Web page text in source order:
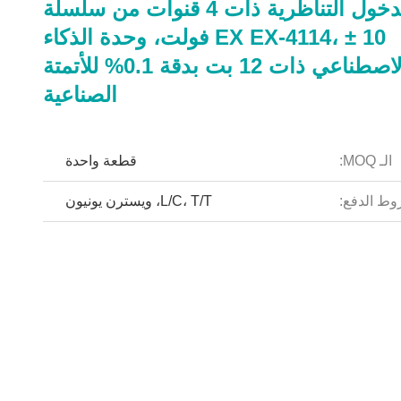
وحدة الدخول التناظرية ذات 4 قنوات من سلسلة
EX EX-4114، ± 10 فولت، وحدة الذكاء
الاصطناعي ذات 12 بت بدقة 0.1% للأتمتة
الصناعية
الـ MOQ: قطعة واحدة
الدفع: L/C، T/T، ويسترن يونيون